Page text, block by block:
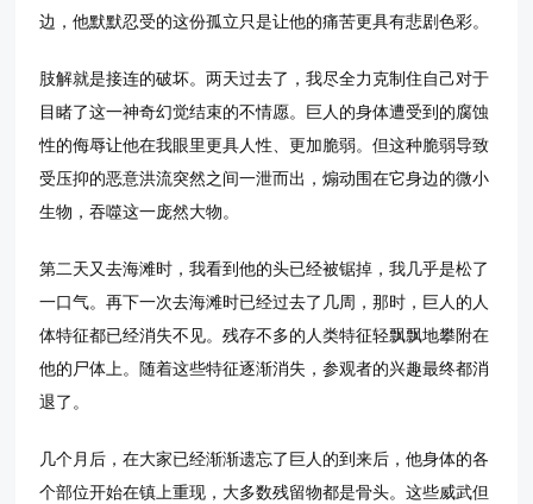
边，他默默忍受的这份孤立只是让他的痛苦更具有悲剧色彩。
肢解就是接连的破坏。两天过去了，我尽全力克制住自己对于
目睹了这一神奇幻觉结束的不情愿。巨人的身体遭受到的腐蚀
性的侮辱让他在我眼里更具人性、更加脆弱。但这种脆弱导致
受压抑的恶意洪流突然之间一泄而出，煽动围在它身边的微小
生物，吞噬这一庞然大物。
第二天又去海滩时，我看到他的头已经被锯掉，我几乎是松了
一口气。再下一次去海滩时已经过去了几周，那时，巨人的人
体特征都已经消失不见。残存不多的人类特征轻飘飘地攀附在
他的尸体上。随着这些特征逐渐消失，参观者的兴趣最终都消
退了。
几个月后，在大家已经渐渐遗忘了巨人的到来后，他身体的各
个部位开始在镇上重现，大多数残留物都是骨头。这些威武但